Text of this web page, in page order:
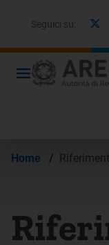
Seguici su:
Home /